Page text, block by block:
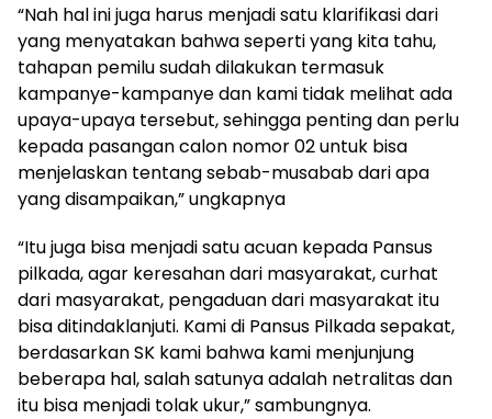
“Nah hal ini juga harus menjadi satu klarifikasi dari
yang menyatakan bahwa seperti yang kita tahu,
tahapan pemilu sudah dilakukan termasuk
kampanye-kampanye dan kami tidak melihat ada
upaya-upaya tersebut, sehingga penting dan perlu
kepada pasangan calon nomor 02 untuk bisa
menjelaskan tentang sebab-musabab dari apa
yang disampaikan,” ungkapnya
“Itu juga bisa menjadi satu acuan kepada Pansus
pilkada, agar keresahan dari masyarakat, curhat
dari masyarakat, pengaduan dari masyarakat itu
bisa ditindaklanjuti. Kami di Pansus Pilkada sepakat,
berdasarkan SK kami bahwa kami menjunjung
beberapa hal, salah satunya adalah netralitas dan
itu bisa menjadi tolak ukur,” sambungnya.